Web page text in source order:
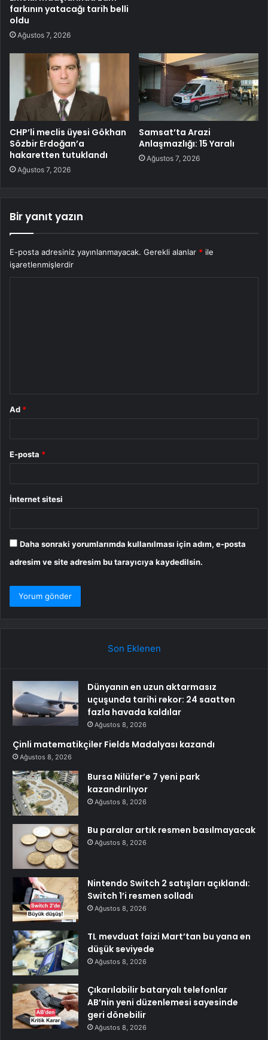
farkının yatacağı tarih belli
oldu
Ağustos 7, 2026
CHP’li meclis üyesi Gökhan
Sözbir Erdoğan’a
hakaretten tutuklandı
Ağustos 7, 2026
Samsat’ta Arazi
Anlaşmazlığı: 15 Yaralı
Ağustos 7, 2026
Bir yanıt yazın
E-posta adresiniz yayınlanmayacak. Gerekli alanlar * ile
işaretlenmişlerdir
Ad *
E-posta *
İnternet sitesi
Daha sonraki yorumlarımda kullanılması için adım, e-posta
adresim ve site adresim bu tarayıcıya kaydedilsin.
Son Eklenen
Dünyanın en uzun aktarmasız
uçuşunda tarihi rekor: 24 saatten
fazla havada kaldılar
Ağustos 8, 2026
Çinli matematikçiler Fields Madalyası kazandı
Ağustos 8, 2026
Bursa Nilüfer’e 7 yeni park
kazandırılıyor
Ağustos 8, 2026
Bu paralar artık resmen basılmayacak
Ağustos 8, 2026
Nintendo Switch 2 satışları açıklandı:
Switch 1’i resmen solladı
Ağustos 8, 2026
TL mevduat faizi Mart’tan bu yana en
düşük seviyede
Ağustos 8, 2026
Çıkarılabilir bataryalı telefonlar
AB’nin yeni düzenlemesi sayesinde
geri dönebilir
Ağustos 8, 2026